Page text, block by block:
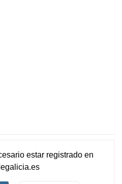
estar registradoen